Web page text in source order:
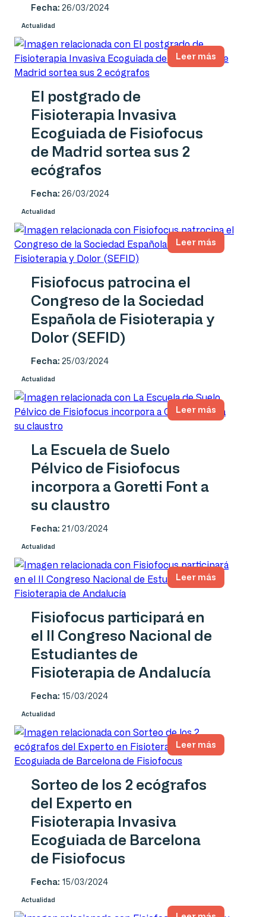
Fecha: 26/03/2024
Actualidad
Leer más
El postgrado de
Fisioterapia Invasiva
Ecoguiada de Fisiofocus
de Madrid sortea sus 2
ecógrafos
Fecha: 26/03/2024
Actualidad
Leer más
Fisiofocus patrocina el
Congreso de la Sociedad
Española de Fisioterapia y
Dolor (SEFID)
Fecha: 25/03/2024
Actualidad
Leer más
La Escuela de Suelo
Pélvico de Fisiofocus
incorpora a Goretti Font a
su claustro
Fecha: 21/03/2024
Actualidad
Leer más
Fisiofocus participará en
el II Congreso Nacional de
Estudiantes de
Fisioterapia de Andalucía
Fecha: 15/03/2024
Actualidad
Leer más
Sorteo de los 2 ecógrafos
del Experto en
Fisioterapia Invasiva
Ecoguiada de Barcelona
de Fisiofocus
Fecha: 15/03/2024
Actualidad